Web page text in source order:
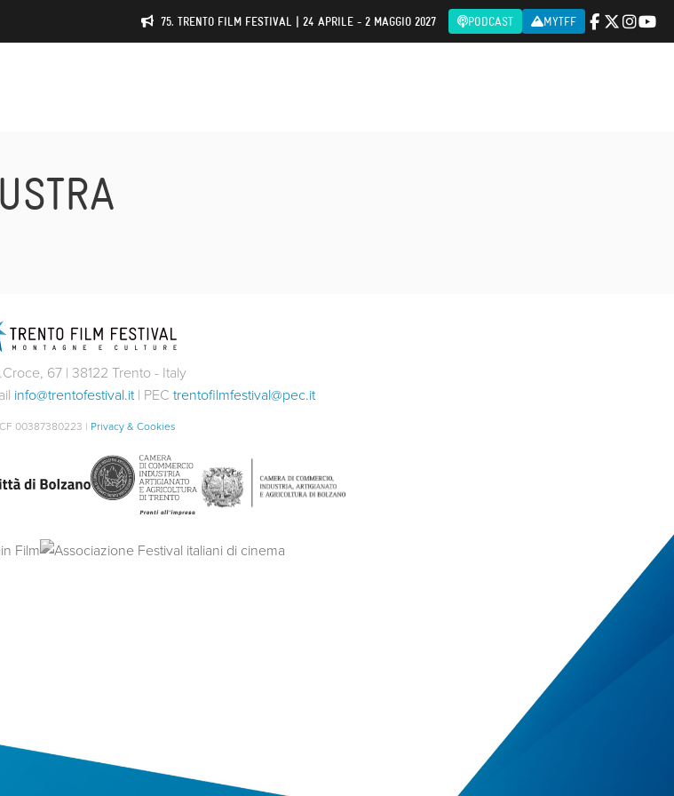
75. TRENTO FILM FESTIVAL | 24 APRILE - 2 MAGGIO 2027 PODCAST MYTFF
67 | 38122 Trento - Italy
info@trentofestival.it| PEC trentofilmfestival@pec.it
00387380223 | Privacy & Cookies